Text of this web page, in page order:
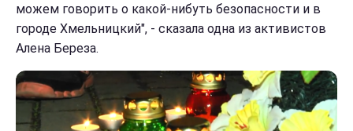
можем говорить о какой-нибуть безопасности и в
городе Хмельницкий", - сказала одна из активистов
Алена Береза.